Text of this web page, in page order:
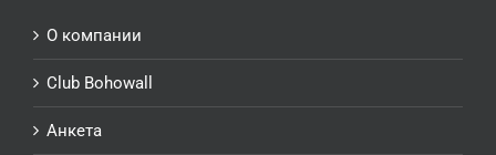
О компании
Club Bohowall
Анкета